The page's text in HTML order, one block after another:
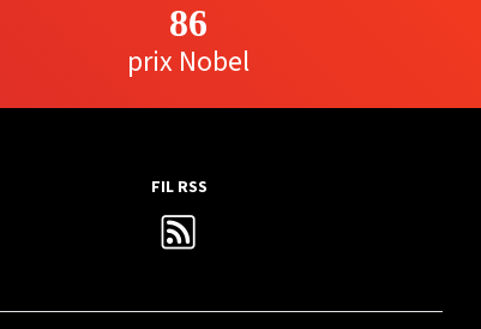
86
prix Nobel
FIL RSS